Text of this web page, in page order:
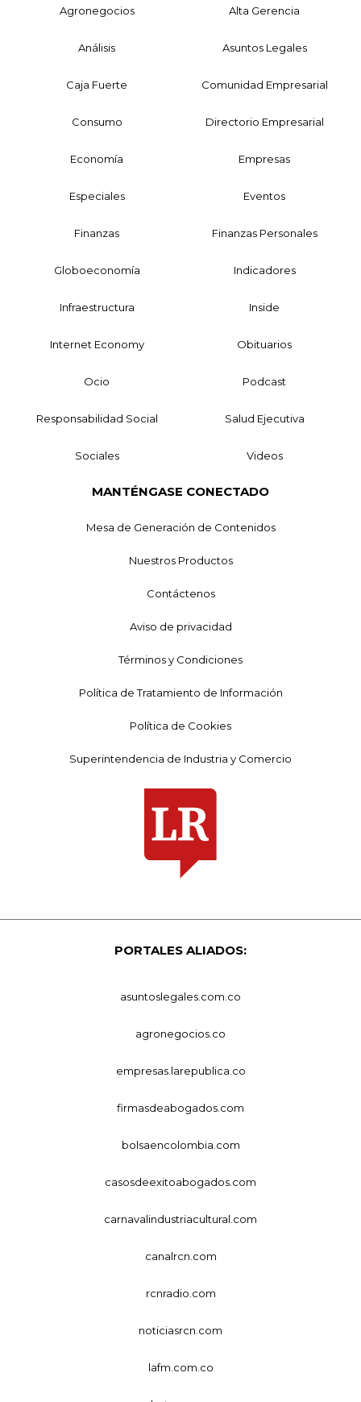
Agronegocios Alta Gerencia
Análisis Asuntos Legales
Caja Fuerte Comunidad Empresarial
Consumo Directorio Empresarial
Economía Empresas
Especiales Eventos
Finanzas Finanzas Personales
Globoeconomía Indicadores
Infraestructura Inside
Internet Economy Obituarios
Ocio Podcast
Responsabilidad Social Salud Ejecutiva
Sociales Videos
MANTÉNGASE CONECTADO
Mesa de Generación de Contenidos
Nuestros Productos
Contáctenos
Aviso de privacidad
Términos y Condiciones
Política de Tratamiento de Información
Política de Cookies
Superintendencia de Industria y Comercio
PORTALES ALIADOS:
asuntoslegales.com.co
agronegocios.co
empresas.larepublica.co
firmasdeabogados.com
bolsaencolombia.com
casosdeexitoabogados.com
carnavalindustriacultural.com
canalrcn.com
rcnradio.com
noticiasrcn.com
lafm.com.co